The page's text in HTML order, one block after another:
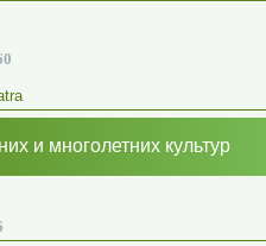
и многолетних культур